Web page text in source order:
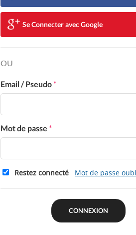
Se Connecter avec Google
OU
Email / Pseudo*
Mot de passe *
Restez connecté Mot de passe